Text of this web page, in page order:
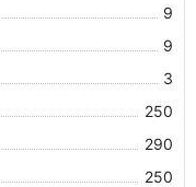
9
9
3
250
290
250